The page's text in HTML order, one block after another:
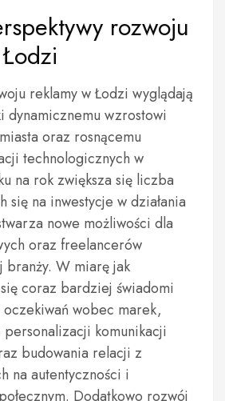
rozwoju
reklamy w Łodzi wyglądają
wzrostowi
oraz rosnącemu
technologicznych w
na rok zwiększa się liczba
się na inwestycje w działania
nowe możliwości dla
oraz freelancerów
branży. W miarę jak
coraz bardziej świadomi
wobec marek,
komunikacji
budowania relacji z
na autentyczności i
Dodatkowo rozwój